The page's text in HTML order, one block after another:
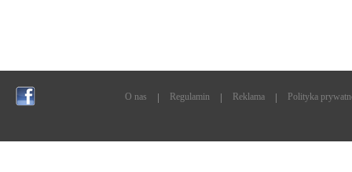
O nas Regulamin Reklama Polityka